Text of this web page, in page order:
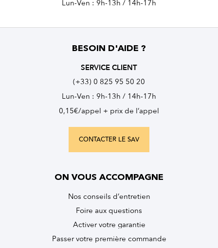
Lun-Ven : 9h-13h / 14h-17h
BESOIN D'AIDE ?
SERVICE CLIENT
(+33) 0 825 95 50 20
Lun-Ven : 9h-13h / 14h-17h
0,15€/appel + prix de l’appel
CONTACTER LE SAV
ON VOUS ACCOMPAGNE
Nos conseils d’entretien
Foire aux questions
Activer votre garantie
Passer votre première commande